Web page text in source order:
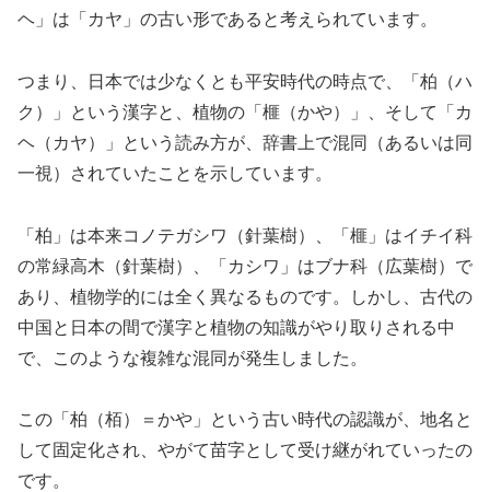
ヘ」は「カヤ」の古い形であると考えられています。
つまり、日本では少なくとも平安時代の時点で、「柏（ハ
ク）」という漢字と、植物の「榧（かや）」、そして「カ
ヘ（カヤ）」という読み方が、辞書上で混同（あるいは同
一視）されていたことを示しています。
「柏」は本来コノテガシワ（針葉樹）、「榧」はイチイ科
の常緑高木（針葉樹）、「カシワ」はブナ科（広葉樹）で
あり、植物学的には全く異なるものです。しかし、古代の
中国と日本の間で漢字と植物の知識がやり取りされる中
で、このような複雑な混同が発生しました。
この「柏（栢）＝かや」という古い時代の認識が、地名と
して固定化され、やがて苗字として受け継がれていったの
です。